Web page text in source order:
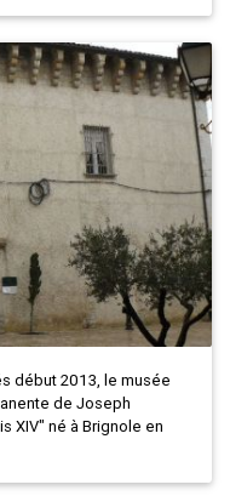
début 2013, le musée
de Joseph
XIV" né à Brignole en